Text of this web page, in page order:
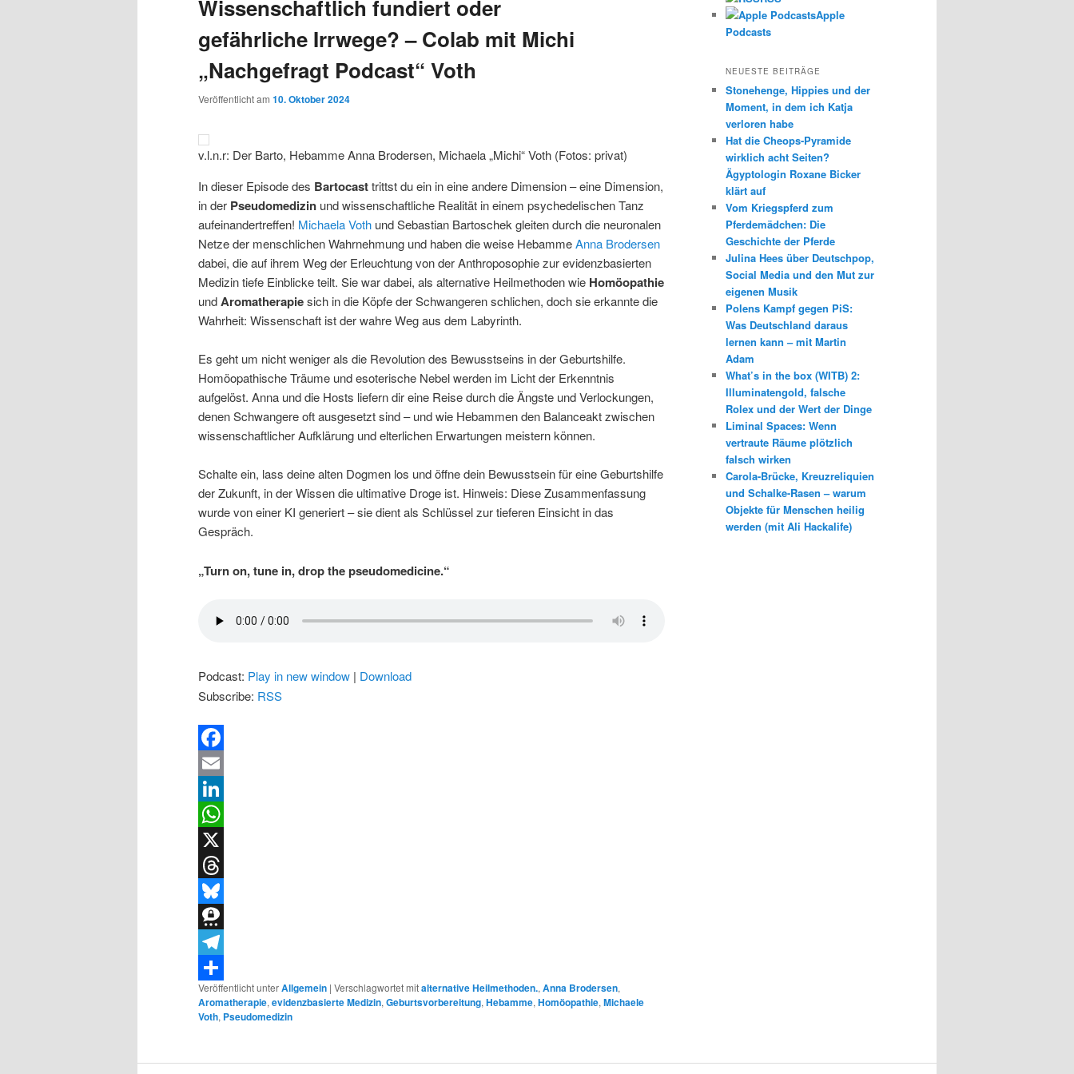
Wissenschaftlich fundiert oder
gefährliche Irrwege? – Colab mit Michi
„Nachgefragt Podcast“ Voth
Veröffentlicht am 10. Oktober 2024
v.l.n.r: Der Barto, Hebamme Anna Brodersen, Michaela „Michi“ Voth (Fotos: privat)
In dieser Episode des Bartocasttrittst du ein in eine andere Dimension – eine Dimension,
in der Pseudomedizin und wissenschaftliche Realität in einem psychedelischen Tanz
aufeinandertreffen! Michaela Voth und Sebastian Bartoschek gleiten durch die neuronalen
Netze der menschlichen Wahrnehmung und haben die weise HebammeAnna Brodersen
dabei, die auf ihrem Weg der Erleuchtung von der Anthroposophie zur evidenzbasierten
Medizin tiefe Einblicke teilt. Sie war dabei, als alternative Heilmethoden wie Homöopathie
undAromatherapiesich in die Köpfe der Schwangeren schlichen, doch sie erkannte die
Wahrheit: Wissenschaft ist der wahre Weg aus dem Labyrinth.
Es geht um nicht weniger als die Revolution des Bewusstseins in der Geburtshilfe.
Homöopathische Träume und esoterische Nebel werden im Licht der Erkenntnis
aufgelöst. Anna und die Hosts liefern dir eine Reise durch die Ängste und Verlockungen,
denen Schwangere oft ausgesetzt sind – und wie Hebammen den Balanceakt zwischen
wissenschaftlicher Aufklärung und elterlichen Erwartungen meistern können.
Schalte ein, lass deine alten Dogmen los und öffne dein Bewusstsein für eine Geburtshilfe
der Zukunft, in der Wissen die ultimative Droge ist. Hinweis: Diese Zusammenfassung
wurde von einer KI generiert – sie dient als Schlüssel zur tieferen Einsicht in das
Gespräch.
„Turn on, tune in, drop the pseudomedicine.“
Podcast: Play in new window | Download
Subscribe: RSS
Facebook
Email
LinkedIn
WhatsApp
X
Threads
Bluesky
Threema
Telegram
Teilen
Veröffentlicht unterAllgemein | Verschlagwortet mitalternative Heilmethoden.,Anna Brodersen,
Aromatherapie,evidenzbasierte Medizin,Geburtsvorbereitung,Hebamme,Homöopathie,Michaele
Voth, Pseudomedizin
Apple
Podcasts
NEUESTE BEITRÄGE
Stonehenge, Hippies und der
Moment, in dem ich Katja
verloren habe
Hat die Cheops-Pyramide
wirklich acht Seiten?
Ägyptologin Roxane Bicker
klärt auf
Vom Kriegspferd zum
Pferdemädchen: Die
Geschichte der Pferde
Julina Hees über Deutschpop,
Social Media und den Mut zur
eigenen Musik
Polens Kampf gegen PiS:
Was Deutschland daraus
lernen kann – mit Martin
Adam
What’s in the box (WITB) 2:
Illuminatengold, falsche
Rolex und der Wert der Dinge
Liminal Spaces: Wenn
vertraute Räume plötzlich
falsch wirken
Carola-Brücke, Kreuzreliquien
und Schalke-Rasen – warum
Objekte für Menschen heilig
werden (mit Ali Hackalife)